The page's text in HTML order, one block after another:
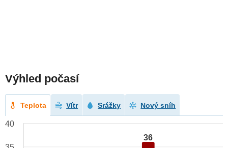
Výhled počasí
Teplota Vítr Srážky Nový sníh
36
40